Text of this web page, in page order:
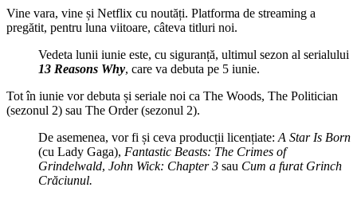
Vine vara, vine și Netflix cu noutăți. Platforma de streaming a
pregătit, pentru luna viitoare, câteva titluri noi.
Vedeta lunii iunie este, cu siguranță, ultimul sezon al serialului
13 Reasons Why, care va debuta pe 5 iunie.
Tot în iunie vor debuta și seriale noi ca The Woods, The Politician
(sezonul 2) sau The Order (sezonul 2).
De asemenea, vor fi și ceva producții licențiate: A Star Is Born
(cu Lady Gaga), Fantastic Beasts: The Crimes of
Grindelwald, John Wick: Chapter 3 sau Cum a furat Grinch
Crăciunul.